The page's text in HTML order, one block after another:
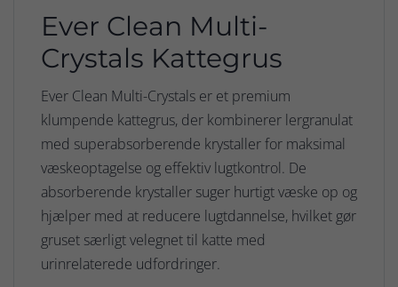
Ever Clean Multi-
Crystals Kattegrus
Ever Clean Multi-Crystals er et premium
klumpende kattegrus, der kombinerer lergranulat
med superabsorberende krystaller for maksimal
væskeoptagelse og effektiv lugtkontrol. De
absorberende krystaller suger hurtigt væske op og
hjælper med at reducere lugtdannelse, hvilket gør
gruset særligt velegnet til katte med
urinrelaterede udfordringer.